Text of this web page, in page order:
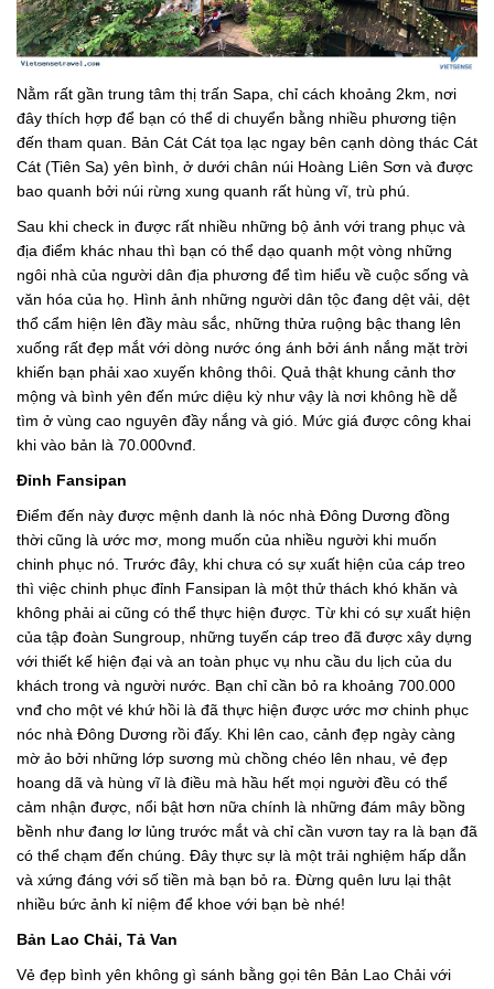
Nằm rất gần trung tâm thị trấn Sapa, chỉ cách khoảng 2km, nơi
đây thích hợp để bạn có thể di chuyển bằng nhiều phương tiện
đến tham quan. Bản Cát Cát tọa lạc ngay bên cạnh dòng thác Cát
Cát (Tiên Sa) yên bình, ở dưới chân núi Hoàng Liên Sơn và được
bao quanh bởi núi rừng xung quanh rất hùng vĩ, trù phú.
Sau khi check in được rất nhiều những bộ ảnh với trang phục và
địa điểm khác nhau thì bạn có thể dạo quanh một vòng những
ngôi nhà của người dân địa phương để tìm hiểu về cuộc sống và
văn hóa của họ. Hình ảnh những người dân tộc đang dệt vải, dệt
thổ cẩm hiện lên đầy màu sắc, những thửa ruộng bậc thang lên
xuống rất đẹp mắt với dòng nước óng ánh bởi ánh nắng mặt trời
khiến bạn phải xao xuyến không thôi. Quả thật khung cảnh thơ
mộng và bình yên đến mức diệu kỳ như vậy là nơi không hề dễ
tìm ở vùng cao nguyên đầy nắng và gió. Mức giá được công khai
khi vào bản là 70.000vnđ.
Đỉnh Fansipan
Điểm đến này được mệnh danh là nóc nhà Đông Dương đồng
thời cũng là ước mơ, mong muốn của nhiều người khi muốn
chinh phục nó. Trước đây, khi chưa có sự xuất hiện của cáp treo
thì việc chinh phục đỉnh Fansipan là một thử thách khó khăn và
không phải ai cũng có thể thực hiện được. Từ khi có sự xuất hiện
của tập đoàn Sungroup, những tuyến cáp treo đã được xây dựng
với thiết kế hiện đại và an toàn phục vụ nhu cầu du lịch của du
khách trong và người nước. Bạn chỉ cần bỏ ra khoảng 700.000
vnđ cho một vé khứ hồi là đã thực hiện được ước mơ chinh phục
nóc nhà Đông Dương rồi đấy. Khi lên cao, cảnh đẹp ngày càng
mờ ảo bởi những lớp sương mù chồng chéo lên nhau, vẻ đẹp
hoang dã và hùng vĩ là điều mà hầu hết mọi người đều có thể
cảm nhận được, nổi bật hơn nữa chính là những đám mây bồng
bềnh như đang lơ lủng trước mắt và chỉ cần vươn tay ra là bạn đã
có thể chạm đến chúng. Đây thực sự là một trải nghiệm hấp dẫn
và xứng đáng với số tiền mà bạn bỏ ra. Đừng quên lưu lại thật
nhiều bức ảnh kỉ niệm để khoe với bạn bè nhé!
Bản Lao Chải, Tả Van
Vẻ đẹp bình yên không gì sánh bằng gọi tên Bản Lao Chải với